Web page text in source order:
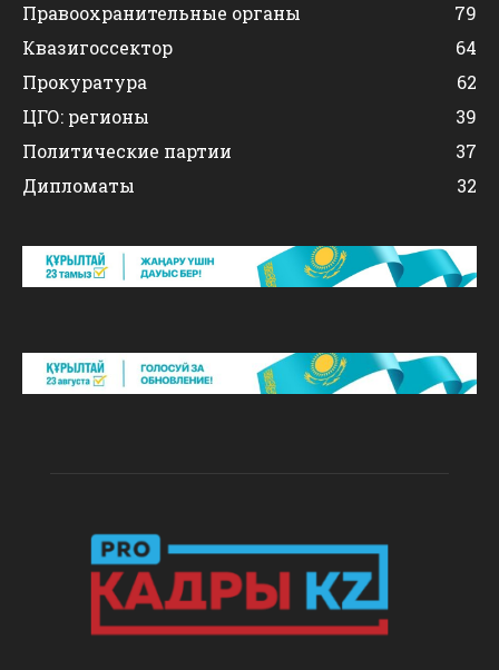
Правоохранительные органы
79
Квазигоссектор
64
Прокуратура
62
ЦГО: регионы
39
Политические партии
37
Дипломаты
32